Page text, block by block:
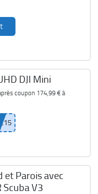
DJI Mini
coupon 174,99 €à
et Parois avec
Scuba V3